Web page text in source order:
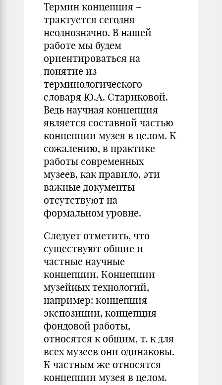
Термин концепция –
трактуется сегодня
неоднозначно. В нашей
работе мы будем
ориентироваться на
понятие из
терминологического
словаря Ю.А. Стариковой.
Ведь научная концепция
является составной частью
концепции музея в целом. К
сожалению, в практике
работы современных
музеев, как правило, эти
важные документы
отсутствуют на
формальном уровне.
Следует отметить, что
существуют общие и
частные научные
концепции. Концепции
музейных технологий,
например: концепция
экспозиции, концепция
фондовой работы,
относятся к общим, т. к для
всех музеев они одинаковы.
К частным же относятся
концепции музея в целом.